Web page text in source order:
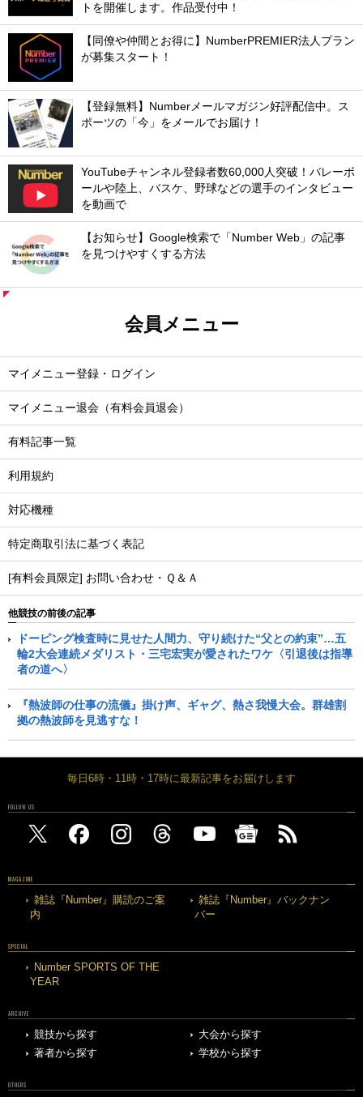
トを開催します。作品受付中！
【同僚や仲間とお得に】NumberPREMIER法人プラン
が募集スタート！
【登録無料】Numberメールマガジン好評配信中。ス
ポーツの「今」をメールでお届け！
YouTubeチャンネル登録者数60,000人突破！バレーボ
ールや陸上、バスケ、野球などの選手のインタビュー
を動画で
【お知らせ】Google検索で「Number Web」の記事
を見つけやすくする方法
会員メニュー
マイメニュー登録・ログイン
マイメニュー退会（有料会員退会）
有料記事一覧
利用規約
対応機種
特定商取引法に基づく表記
[有料会員限定] お問い合わせ・Ｑ＆Ａ
他競技の前後の記事
ドーピング検査時に見せた人間力、守り続けた“父との約束”…五
輪2大会連続メダリスト・三宅宏実が愛されたワケ〈引退後は指導
者の道へ〉
『熱波師の仕事の流儀』掛け声、ギャグ、熱さ我慢大会。群雄割
拠の熱波師を見逃すな！
毎日6時・11時・17時に最新記事をお届けします
FOLLOW US
MAGAZINE
雑誌『Number』購読のご案
内
雑誌『Number』バックナン
バー
SPECIAL
Number SPORTS OF THE
YEAR
ARCHIVE
競技から探す
大会から探す
著者から探す
学校から探す
OTHERS